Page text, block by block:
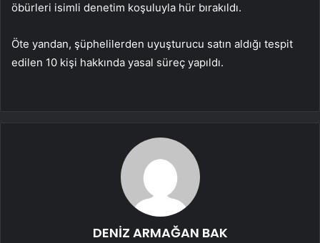
öbürleri isimli denetim koşuluyla hür bırakıldı.
Öte yandan, şüphelilerden uyuşturucu satın aldığı tespit
edilen 10 kişi hakkında yasal süreç yapıldı.
DENİZ ARMAĞAN BAK